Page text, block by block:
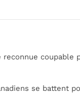
reconnue coupable
se battent